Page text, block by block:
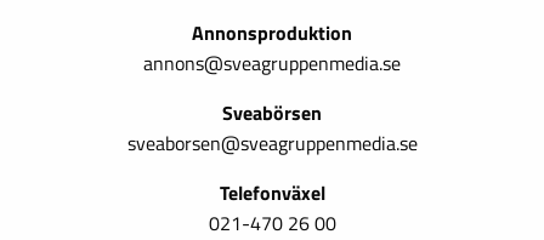
Annonsproduktion
annons@sveagruppenmedia.se
Sveabörsen
sveaborsen@sveagruppenmedia.se
Telefonväxel
021-470 26 00